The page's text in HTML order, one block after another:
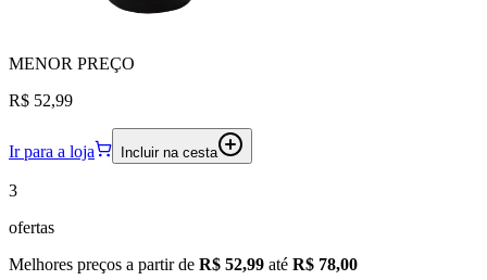
MENOR PREÇO
R$ 52,99
Ir para a loja Incluir na cesta
3
ofertas
Melhores preços a partir de R$ 52,99 até R$ 78,00